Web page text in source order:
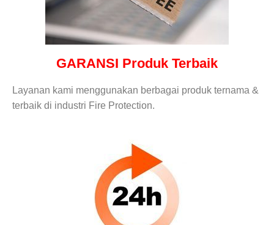
GARANSI Produk Terbaik
Layanan kami menggunakan berbagai produk ternama &
terbaik di industri Fire Protection.